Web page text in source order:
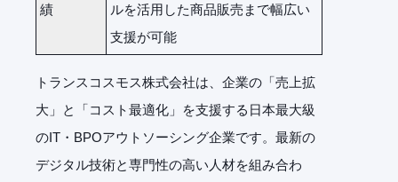
績
ルを活用した商品販売まで幅広い
支援が可能
トランスコスモス株式会社は、企業の「売上拡
大」と「コスト最適化」を支援する日本最大級
のIT・BPOアウトソーシング企業です。最新の
デジタル技術と専門性の高い人材を組み合わ